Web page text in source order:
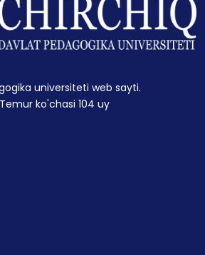
universiteti web sayti.
ko'chasi 104 uy